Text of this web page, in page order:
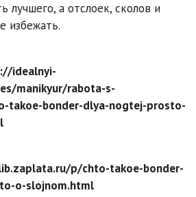
лучшего, а отслоек, сколов и
избежать.
idealnyi-
manikyur/rabota-s-
takoe-bonder-dlya-nogtej-prosto-
p/chto-takoe-bonder-
o-slojnom.html